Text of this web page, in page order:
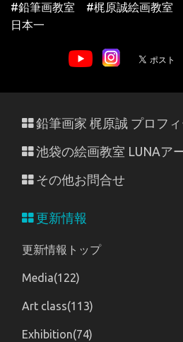
#鉛筆画教室 #梶原誠絵画教
日本一
鉛筆画家 梶原誠 プロフ
池袋の絵画教室 LUNAア
その他お問合せ
更新情報
更新情報トップ
Media(122)
Art class(113)
Exhibition(74)